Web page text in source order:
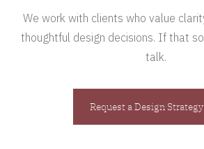
We work with clients who value
thoughtful design decisions. If that
talk.
Request a Design